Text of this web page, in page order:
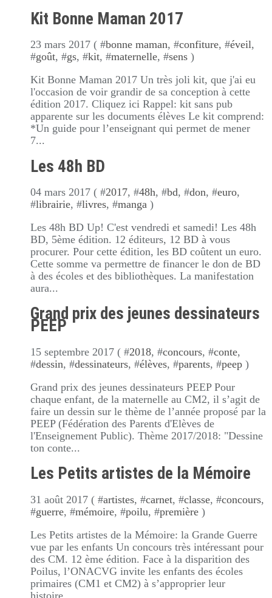
Kit Bonne Maman 2017
23 mars 2017 ( #bonne maman, #confiture, #éveil,
#goût, #gs, #kit, #maternelle, #sens )
Kit Bonne Maman 2017 Un très joli kit, que j'ai eu
l'occasion de voir grandir de sa conception à cette
édition 2017. Cliquez ici Rappel: kit sans pub
apparente sur les documents élèves Le kit comprend:
*Un guide pour l’enseignant qui permet de mener
7...
Les 48h BD
04 mars 2017 ( #2017, #48h, #bd, #don, #euro,
#librairie, #livres, #manga )
Les 48h BD Up! C'est vendredi et samedi! Les 48h
BD, 5ème édition. 12 éditeurs, 12 BD à vous
procurer. Pour cette édition, les BD coûtent un euro.
Cette somme va permettre de financer le don de BD
à des écoles et des bibliothèques. La manifestation
aura...
Grand prix des jeunes dessinateurs
PEEP
15 septembre 2017 ( #2018, #concours, #conte,
#dessin, #dessinateurs, #élèves, #parents, #peep )
Grand prix des jeunes dessinateurs PEEP Pour
chaque enfant, de la maternelle au CM2, il s’agit de
faire un dessin sur le thème de l’année proposé par la
PEEP (Fédération des Parents d'Elèves de
l'Enseignement Public). Thème 2017/2018: "Dessine
ton conte...
Les Petits artistes de la Mémoire
31 août 2017 ( #artistes, #carnet, #classe, #concours,
#guerre, #mémoire, #poilu, #première )
Les Petits artistes de la Mémoire: la Grande Guerre
vue par les enfants Un concours très intéressant pour
des CM. 12 ème édition. Face à la disparition des
Poilus, l’ONACVG invite les enfants des écoles
primaires (CM1 et CM2) à s’approprier leur
histoire...